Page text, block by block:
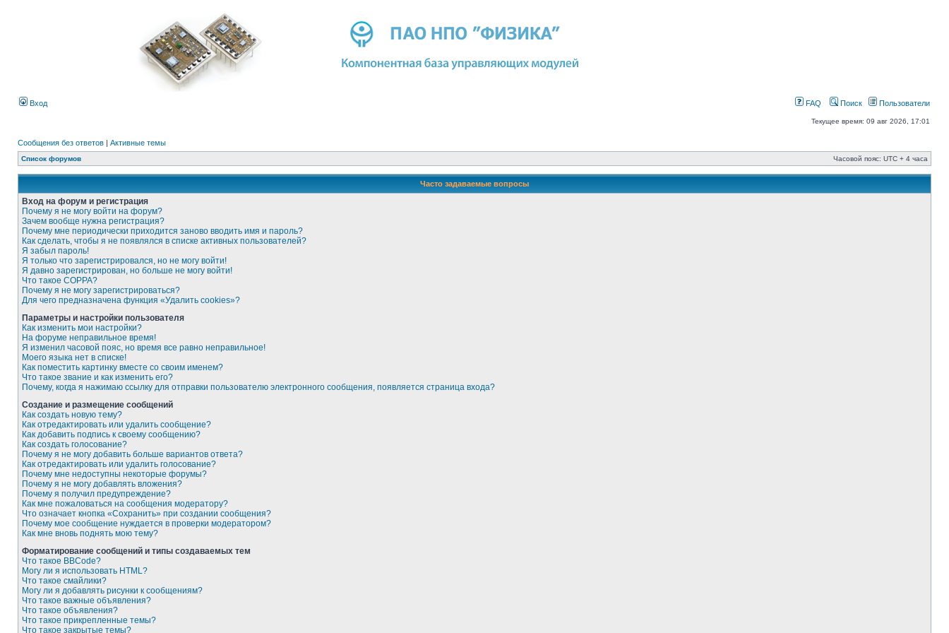
Вход FAQ Поиск Пользователи
Текущее время: 09 авг 2026, 17:01
Сообщения без ответов | Активные темы
Список форумов Часовой пояс: UTC + 4 часа
Часто задаваемые вопросы
Вход на форум и регистрация
Почему я не могу войти на форум?
Зачем вообще нужна регистрация?
Почему мне периодически приходится заново вводить имя и пароль?
Как сделать, чтобы я не появлялся в списке активных пользователей?
Я забыл пароль!
Я только что зарегистрировался, но не могу войти!
Я давно зарегистрирован, но больше не могу войти!
Что такое COPPA?
Почему я не могу зарегистрироваться?
Для чего предназначена функция «Удалить cookies»?
Параметры и настройки пользователя
Как изменить мои настройки?
На форуме неправильное время!
Я изменил часовой пояс, но время все равно неправильное!
Моего языка нет в списке!
Как поместить картинку вместе со своим именем?
Что такое звание и как изменить его?
Почему, когда я нажимаю ссылку для отправки пользователю электронного сообщения, появляется страница входа?
Создание и размещение сообщений
Как создать новую тему?
Как отредактировать или удалить сообщение?
Как добавить подпись к своему сообщению?
Как создать голосование?
Почему я не могу добавить больше вариантов ответа?
Как отредактировать или удалить голосование?
Почему мне недоступны некоторые форумы?
Почему я не могу добавлять вложения?
Почему я получил предупреждение?
Как мне пожаловаться на сообщения модератору?
Что означает кнопка «Сохранить» при создании сообщения?
Почему мое сообщение нуждается в проверки модератором?
Как мне вновь поднять мою тему?
Форматирование сообщений и типы создаваемых тем
Что такое BBCode?
Могу ли я использовать HTML?
Что такое смайлики?
Могу ли я добавлять рисунки к сообщениям?
Что такое важные объявления?
Что такое объявления?
Что такое прикрепленные темы?
Что такое закрытые темы?